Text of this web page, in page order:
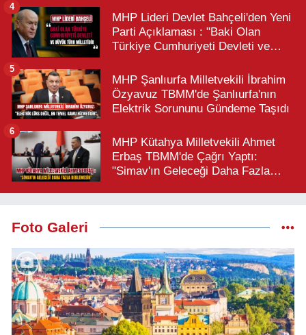
MHP Lideri Devlet Bahçeli'den Yeni
Parti Açıklaması : "Baki Olan
Türkiye Cumhuriyeti Devleti ve
4
MHP Şanlıurfa Milletvekili İbrahim
Özyavuz TBMM'de Şanlıurfa'nın
Elektrik Sorununu Gündeme Taşıdı
5
MHP Kütahya Milletvekili Ahmet
Erbaş TBMM'de Çağrı Yaptı:
"Simav'ın Geleceği Daha Fazla
6
Foto Galeri